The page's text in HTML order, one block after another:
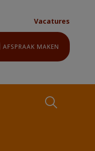
Vacatures
AFSPRAAK MAKEN